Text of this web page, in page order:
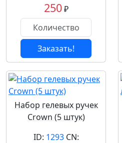
250₽
Заказать!
Набор гелевых ручек
Crown (5 штук)
ID: 1293CN: